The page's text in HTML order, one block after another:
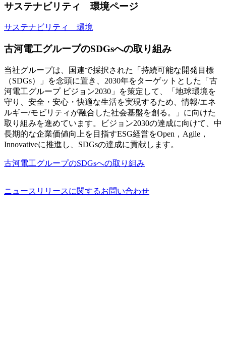
サステナビリティ 環境ページ
サステナビリティ 環境
古河電工グループのSDGsへの取り組み
当社グループは、国連で採択された「持続可能な開発目標
（SDGs）」を念頭に置き、2030年をターゲットとした「古
河電工グループ ビジョン2030」を策定して、「地球環境を
守り、安全・安心・快適な生活を実現するため、情報/エネ
ルギー/モビリティが融合した社会基盤を創る。」に向けた
取り組みを進めています。ビジョン2030の達成に向けて、中
長期的な企業価値向上を目指すESG経営をOpen，Agile，
Innovativeに推進し、SDGsの達成に貢献します。
古河電工グループのSDGsへの取り組み
ニュースリリースに関するお問い合わせ